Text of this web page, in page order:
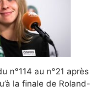
n°114 au n°21 après
la finale de Roland-